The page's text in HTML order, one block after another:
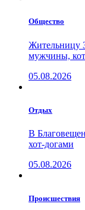
Общество
Жительницу
мужчины,
05.08.2026
Отдых
В
хот-догами
05.08.2026
Проиcшествия